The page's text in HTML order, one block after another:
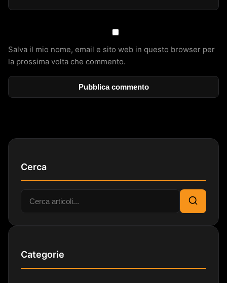
Salva il mio nome, email e sito web in questo browser per
la prossima volta che commento.
Cerca
Cerca:
Cerca
Categorie